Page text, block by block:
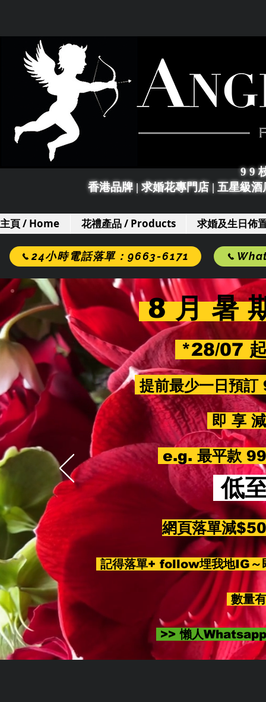
9 9
香港品牌 | 求婚花專門店| 五星級
主頁 / Home 花禮產品 / Products 求婚及生日佈
24小時電話落單：9663-6171
8 月 暑
*28/07
提前最少一日預
即 享
e.g. 最平款
低
網頁落單減
記得落單+ follow埋我地IG～
數量
>> 懶人